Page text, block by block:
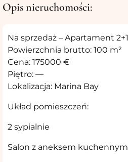
Opis nieruchomości:
Na sprzedaż – Apartament 2+1
Powierzchnia brutto: 100 m²
Cena: 175000 €
Piętro: —
Lokalizacja: Marina Bay
Układ pomieszczeń:
2 sypialnie
Salon z aneksem kuchennym ️